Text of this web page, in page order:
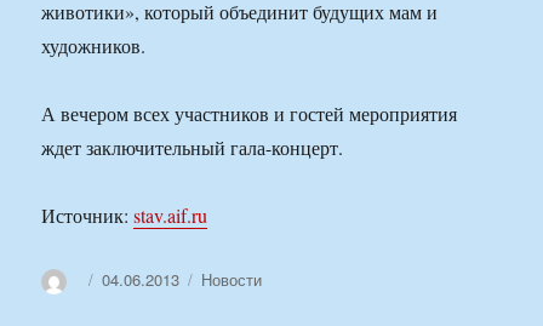
животики», который объединит будущих мам и
художников.
А вечером всех участников и гостей мероприятия
ждет заключительный гала-концерт.
Источник:stav.aif.ru
АвторОпубликовано
04.06.2013 Рубрики
Новости